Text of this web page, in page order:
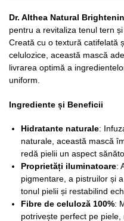
Dr. Althea Natural
pentru a revitaliza tenul tern
Creată cu o textură catifelată
celulozice, această mască
livrarea optimă a
uniform.
Ingrediente și Beneficii
Hidratante naturale:
naturale, această mască
redă pielii un aspect
Proprietăți iluminatoare:
pigmentare, a pistruilor și
tonul pielii și restabilind
Fibre de celuloză 100%:
potrivește perfect pe